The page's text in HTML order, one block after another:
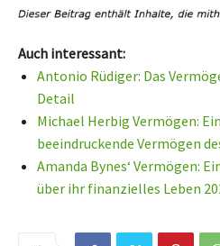
Auch interessant:
Antonio Rüdiger: Das
Detail
Michael Herbig Vermögen:
beeindruckende Vermögen
Amanda Bynes‘ Vermögen:
über ihr finanzielles Leben